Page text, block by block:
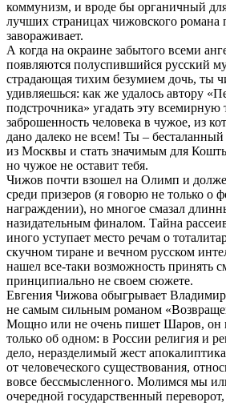
коммунизм, и вроде бы органичный
лучших страницах чижовского романа
завораживает.
А когда на окраине забытого всеми
появляются полуспившийся русский
страдающая тихим безумием дочь, ты
удивляешься: как же удалось автору
подстрочника» угадать эту всемирную
заброшенность человека в чужое, из
дано далеко не всем! Ты –
из Москвы и стать значимым для
но чужое не оставит тебя.
Чижов почти взошел на Олимп и
среди призеров (я говорю не только о
награждении), но многое смазал
назидательным финалом. Тайна
иного уступает место речам о
скучном тиране и вечном русском
нашел все-таки возможность принять
принципиально не своем сюжете.
Евгения Чижова обыгрывает
не самым сильным романом
Мощно или не очень пишет Шаров, он
только об одном: в России религия и
дело, неразделимый жест
от человеческого существования,
вовсе бессмысленного. Молимся мы
очередной государственный